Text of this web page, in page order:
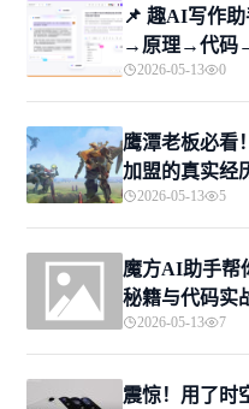
📌 趣AI写作
→原理→代码
2026-05-13 0
鹰潭老板必看
加盟的真实经
2026-05-13 5
魔方AI助手帮
秘籍与代码实
2026-05-13 7
震惊！用了时